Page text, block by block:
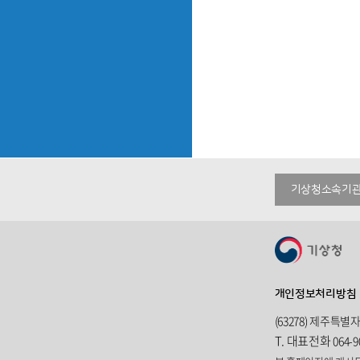
기상청소속기
개인정보처리방침
(63278) 제주특별
T. 대표전화064-